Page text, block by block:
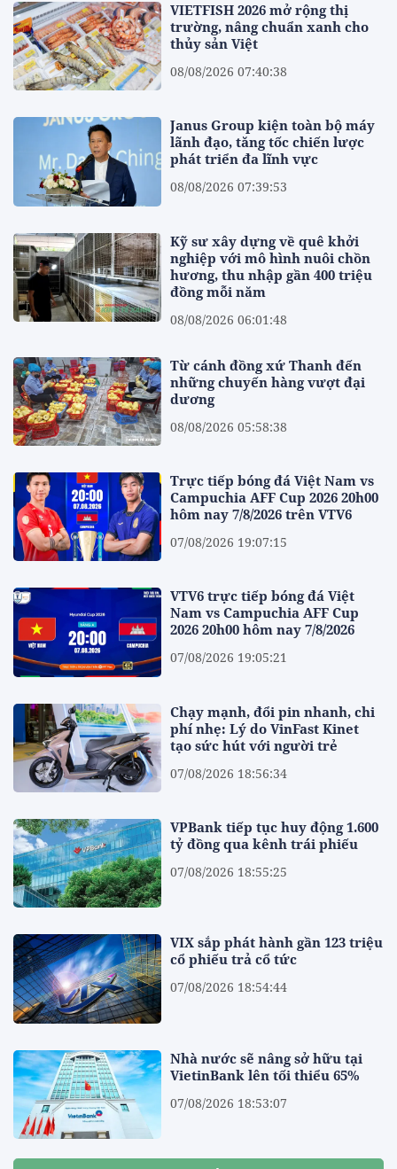
VIETFISH 2026 mở rộng thị
trường, nâng chuẩn xanh cho
thủy sản Việt
08/08/2026 07:40:38
Janus Group kiện toàn bộ máy
lãnh đạo, tăng tốc chiến lược
phát triển đa lĩnh vực
08/08/2026 07:39:53
Kỹ sư xây dựng về quê khởi
nghiệp với mô hình nuôi chồn
hương, thu nhập gần 400 triệu
đồng mỗi năm
08/08/2026 06:01:48
Từ cánh đồng xứ Thanh đến
những chuyến hàng vượt đại
dương
08/08/2026 05:58:38
Trực tiếp bóng đá Việt Nam vs
Campuchia AFF Cup 2026 20h00
hôm nay 7/8/2026 trên VTV6
07/08/2026 19:07:15
VTV6 trực tiếp bóng đá Việt
Nam vs Campuchia AFF Cup
2026 20h00 hôm nay 7/8/2026
07/08/2026 19:05:21
Chạy mạnh, đổi pin nhanh, chi
phí nhẹ: Lý do VinFast Kinet
tạo sức hút với người trẻ
07/08/2026 18:56:34
VPBank tiếp tục huy động 1.600
tỷ đồng qua kênh trái phiếu
07/08/2026 18:55:25
VIX sắp phát hành gần 123 triệu
cổ phiếu trả cổ tức
07/08/2026 18:54:44
Nhà nước sẽ nâng sở hữu tại
VietinBank lên tối thiểu 65%
07/08/2026 18:53:07